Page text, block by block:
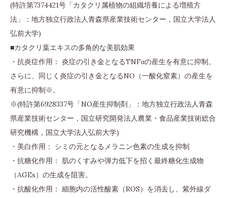
(特許第7374421号「カタクリ属植物の組織培養による増殖方
法」：地方独立行政法人青森県産業技術センター，国立大学法人
弘前大学)
■カタクリ葉エキスの多角的な美肌効果
・抗炎症作用： 炎症の引き金となるTNFαの産生を有意に抑制。
さらに、同じく炎症の引き金となるNO（一酸化窒素）の産生を
有意に抑制※。
※(特許第6928337号「NO産生抑制剤」：地方独立行政法人青森
県産業技術センター，国立研究開発法人農業・食品産業技術総合
研究機構，国立大学法人弘前大学)
・美白作用： シミの元となるメラニン色素の生成を抑制
・抗糖化作用： 肌のくすみや弾力低下を招く最終糖化生成物
（AGEs）の生成を阻害。
・抗酸化作用： 細胞内の活性酸素（ROS）を消去し、紫外線ダ